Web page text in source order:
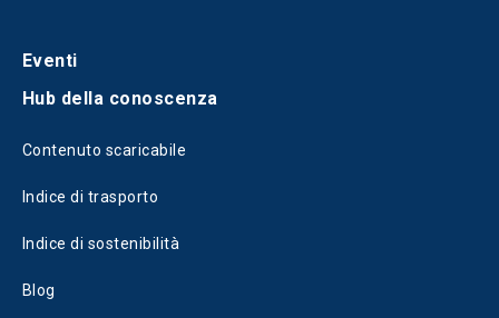
Eventi
Hub della conoscenza
Contenuto scaricabile
Indice di trasporto
Indice di sostenibilità
Blog